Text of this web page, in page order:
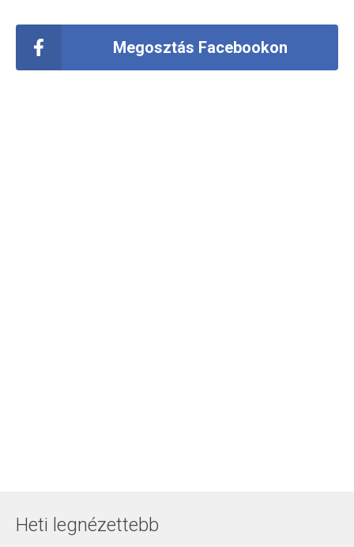
Megosztás Facebookon
Heti legnézettebb